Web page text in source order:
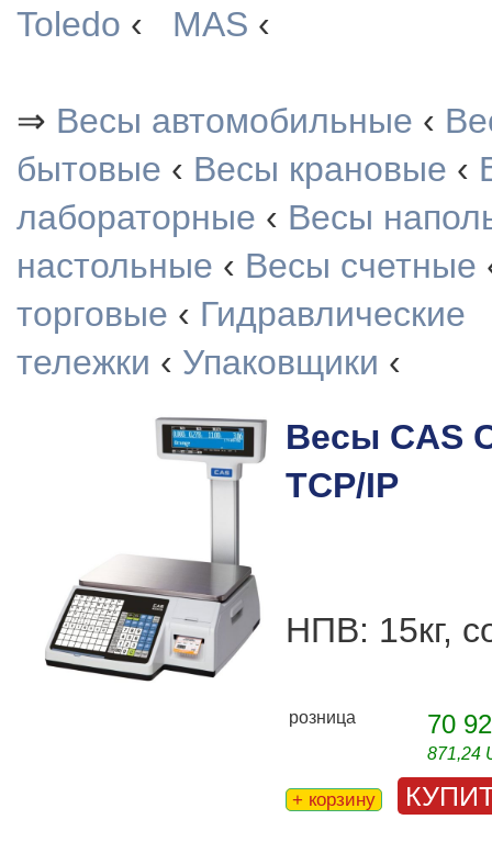
Toledo ‹ MAS ‹
⇒ Весы автомобильные ‹
бытовые ‹ Весы крановые ‹
лабораторные ‹ Весы
настольные ‹ Весы счетные
торговые ‹ Гидравлические
тележки ‹ Упаковщики ‹
Весы CAS
TCP/IP
НПВ: 15кг,
розница 70
871,24
+ корзину